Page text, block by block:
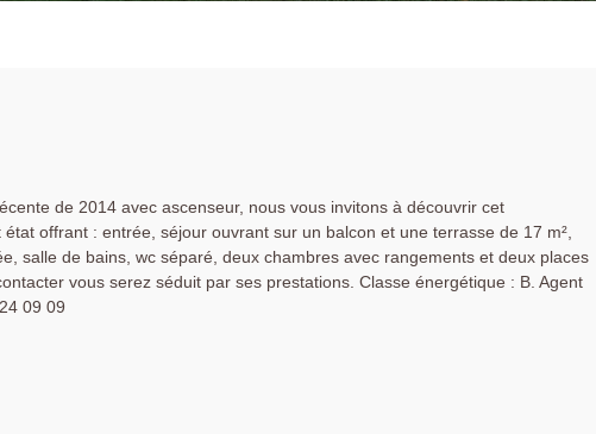
de 2014 avec ascenseur, nous vous invitons à découvrir cet
offrant : entrée, séjour ouvrant sur un balcon et une terrasse de 17 m²,
salle de bains, wc séparé, deux chambres avec rangements et deux places
vous serez séduit par ses prestations. Classe énergétique : B. Agent
09 09